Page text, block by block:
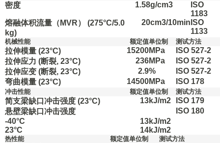
密度 1.58g/cm3
ISO
1183
熔融体积流量（MVR）
(275°C/5.0
kg)
20cm3/10min ISO
1133
机械性能 额定值单位制 测试方法
拉伸模量 (23°C) 15200MPa
ISO 527-2
拉伸应力 (断裂, 23°C) 236MPa
ISO 527-2
拉伸应变 (断裂, 23°C) 2.9%
ISO 527-2
弯曲模量 (23°C) 14500MPa ISO 178
冲击性能 额定值单位制 测试方法
简支梁缺口冲击强度 (23°C) 13kJ/m2
ISO 179
悬壁梁缺口冲击强度
ISO 180
-40°C
13kJ/m2
23°C
14kJ/m2
热性能 额定值单位制 测试方法